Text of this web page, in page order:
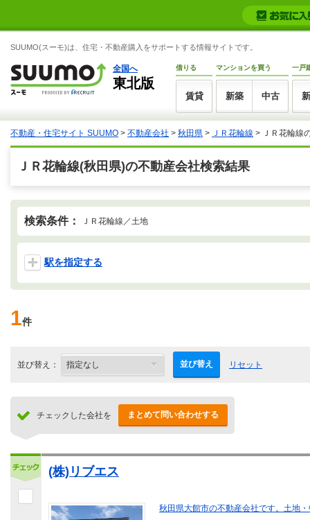
SUUMO(スーモ)は、住宅・不動産購入をサポートする情報サイトです。
全国へ
東北版
借りる
賃貸
マンションを買う
新築 中古
一戸
不動産・住宅サイト SUUMO > 不動産会社 > 秋田県 > ＪＲ花輪線 > ＪＲ花輪線
ＪＲ花輪線(秋田県)の不動産会社検索結果
検索条件： ＪＲ花輪線／土地
駅を指定する
1件
並び替え： 並び替え リセット
チェックした会社を まとめて問い合わせする
(株)リブエス
秋田県大館市の不動産会社です。土地